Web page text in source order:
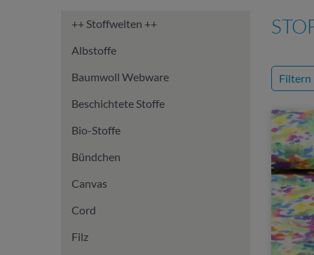
++ Stoffwelten ++
Albstoffe
Baumwoll Webware
Beschichtete Stoffe
Bio-Stoffe
Bündchen
Canvas
Cord
Filz
Filtern